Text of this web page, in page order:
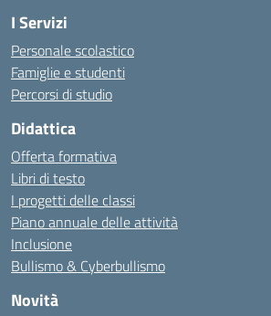
I Servizi
Personale scolastico
Famiglie e studenti
Percorsi di studio
Didattica
Offerta formativa
Libri di testo
I progetti delle classi
Piano annuale delle attività
Inclusione
Bullismo & Cyberbullismo
Novità